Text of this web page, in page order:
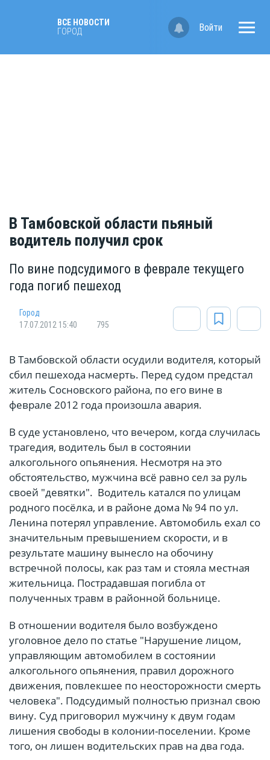
ВСЕ НОВОСТИ
ГОРОД
Войти
В Тамбовской области пьяный
водитель получил срок
По вине подсудимого в феврале текущего
года погиб пешеход
Город
17.07.2012 15:40
795
В Тамбовской области осудили водителя, который
сбил пешехода насмерть. Перед судом предстал
житель Сосновского района, по его вине в
феврале 2012 года произошла авария.
В суде установлено, что вечером, когда случилась
трагедия, водитель был в состоянии
алкогольного опьянения. Несмотря на это
обстоятельство, мужчина всё равно сел за руль
своей "девятки". Водитель катался по улицам
родного посёлка, и в районе дома № 94 по ул.
Ленина потерял управление. Автомобиль ехал со
значительным превышением скорости, и в
результате машину вынесло на обочину
встречной полосы, как раз там и стояла местная
жительница. Пострадавшая погибла от
полученных травм в районной больнице.
В отношении водителя было возбуждено
уголовное дело по статье "Нарушение лицом,
управляющим автомобилем в состоянии
алкогольного опьянения, правил дорожного
движения, повлекшее по неосторожности смерть
человека". Подсудимый полностью признал свою
вину. Суд приговорил мужчину к двум годам
лишения свободы в колонии-поселении. Кроме
того, он лишен водительских прав на два года.